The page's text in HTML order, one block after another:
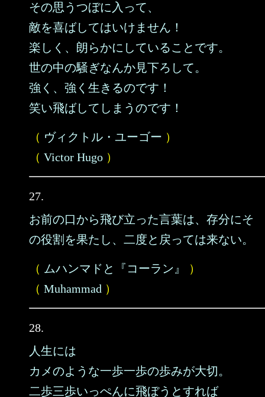
その思うつぼに入って、
敵を喜ばしてはいけません！
楽しく、朗らかにしていることです。
世の中の騒ぎなんか見下ろして。
強く、強く生きるのです！
笑い飛ばしてしまうのです！
（ ヴィクトル・ユーゴー ）
（ Victor Hugo ）
27.
お前の口から飛び立った言葉は、存分にそ
の役割を果たし、二度と戻っては来ない。
（ ムハンマドと『コーラン』
）
（ Muhammad ）
28.
人生には
カメのような一歩一歩の歩みが大切。
二歩三歩いっぺんに飛ぼうとすれば